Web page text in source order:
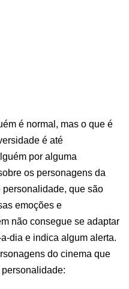
é normal, mas o que é
é até
por alguma
os personagens da
personalidade, que são
emoções e
não consegue se adaptar
dia e indica algum alerta.
do cinema que